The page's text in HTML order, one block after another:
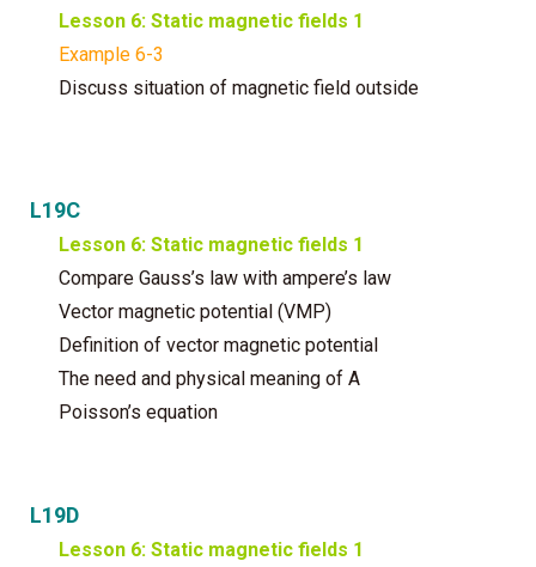
Lesson 6: Static magnetic fields 1
Example 6-3
Discuss situation of magnetic field outside
L19C
Lesson 6: Static magnetic fields 1
Compare Gauss’s law with ampere’s law
Vector magnetic potential (VMP)
Definition of vector magnetic potential
The need and physical meaning of A
Poisson’s equation
L19D
Lesson 6: Static magnetic fields 1